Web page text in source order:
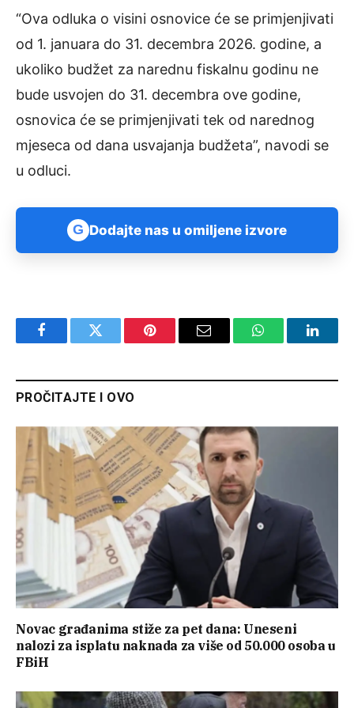
“Ova odluka o visini osnovice će se primjenjivati
od 1. januara do 31. decembra 2026. godine, a
ukoliko budžet za narednu fiskalnu godinu ne
bude usvojen do 31. decembra ove godine,
osnovica će se primjenjivati tek od narednog
mjeseca od dana usvajanja budžeta”, navodi se
u odluci.
G Dodajte nas u omiljene izvore
FacebookTwitter Pinterest Email WhatsApp
PROČITAJTE I OVO
Novac građanima stiže za pet dana: Uneseni
nalozi za isplatu naknada za više od 50.000 osoba u
FBiH